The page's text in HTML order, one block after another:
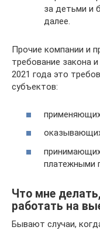
за детьми и
далее.
Прочие компании и
требование закона
2021 года это
субъектов:
платежными
Что мне
работать на
Бывают случаи,